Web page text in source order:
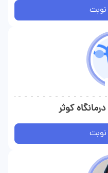
نوبت
کوثر
نوبت